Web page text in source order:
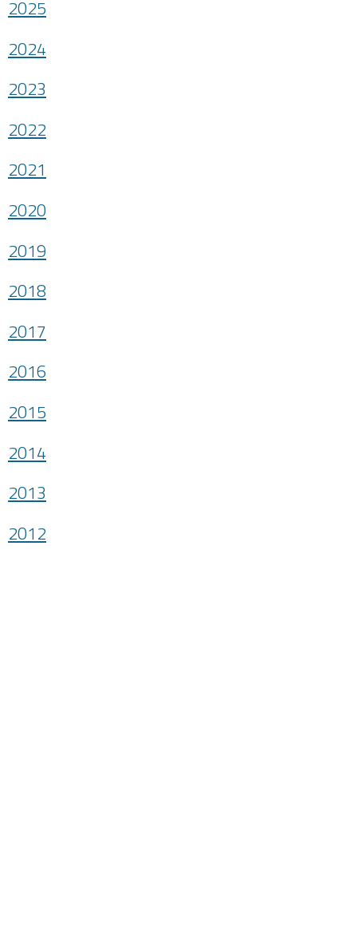
2025
2024
2023
2022
2021
2020
2019
2018
2017
2016
2015
2014
2013
2012